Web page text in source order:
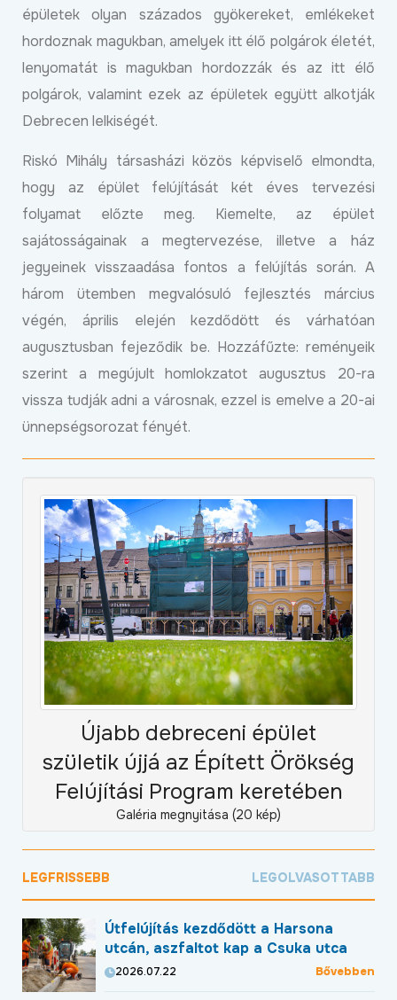
épületek olyan százados gyökereket, emlékeket
hordoznak magukban, amelyek itt élő polgárok életét,
lenyomatát is magukban hordozzák és az itt élő
polgárok, valamint ezek az épületek együtt alkotják
Debrecen lelkiségét.
Riskó Mihály társasházi közös képviselő elmondta,
hogy az épület felújítását két éves tervezési
folyamat előzte meg. Kiemelte, az épület
sajátosságainak a megtervezése, illetve a ház
jegyeinek visszaadása fontos a felújítás során. A
három ütemben megvalósuló fejlesztés március
végén, április elején kezdődött és várhatóan
augusztusban fejeződik be. Hozzáfűzte: reményeik
szerint a megújult homlokzatot augusztus 20-ra
vissza tudják adni a városnak, ezzel is emelve a 20-ai
ünnepségsorozat fényét.
Újabb debreceni épület
születik újjá az Épített Örökség
Felújítási Program keretében
Galéria megnyitása (20 kép)
LEGFRISSEBB LEGOLVASOTTABB
Útfelújítás kezdődött a Harsona
utcán, aszfaltot kap a Csuka utca
2026.07.22 Bővebben